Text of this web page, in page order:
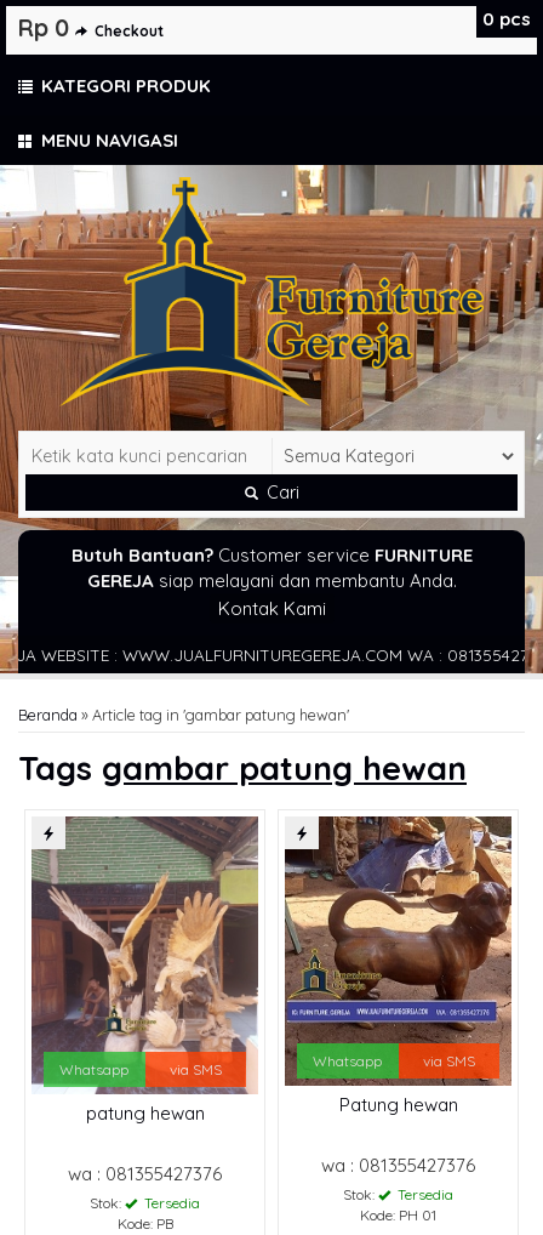
MENU NAVIGASI
Cari
Butuh Bantuan?Customer service FURNITURE
GEREJAsiap melayani dan membantu Anda.
Kontak Kami
: WWW.JUALFURNITUREGEREJA.COM WA : 081355427376
Beranda »Article tag in 'gambar patung hewan'
Tags gambar patung hewan
Whatsapp via SMS
patung hewan
wa : 081355427376
Stok:
Tersedia
Kode: PB
Whatsapp via SMS
Patung hewan
wa : 081355427376
Stok:
Tersedia
Kode: PH 01
0 pcs
Rp 0 Checkout
KATEGORI PRODUK